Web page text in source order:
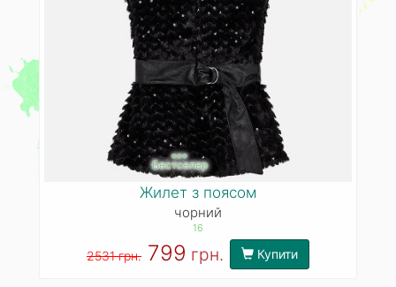
***
Бестселер
Жилет з поясом
чорний
16
2531 грн. 799 грн. Купити